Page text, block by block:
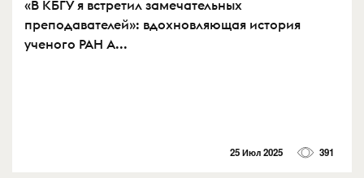
«В КБГУ я встретил замечательных
преподавателей»: вдохновляющая история
ученого РАН А...
25 Июл 2025 391